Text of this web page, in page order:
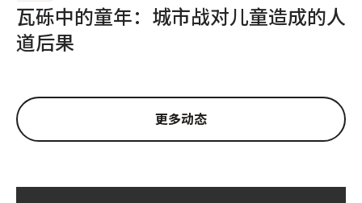
瓦砾中的童年：城市战对儿童造成的人
道后果
更多动态